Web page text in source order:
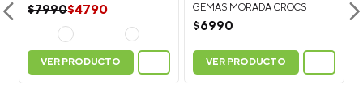
$7990$4790
VER PRODUCTO
GEMAS MORADA CROCS
$6990
VER PRODUCTO